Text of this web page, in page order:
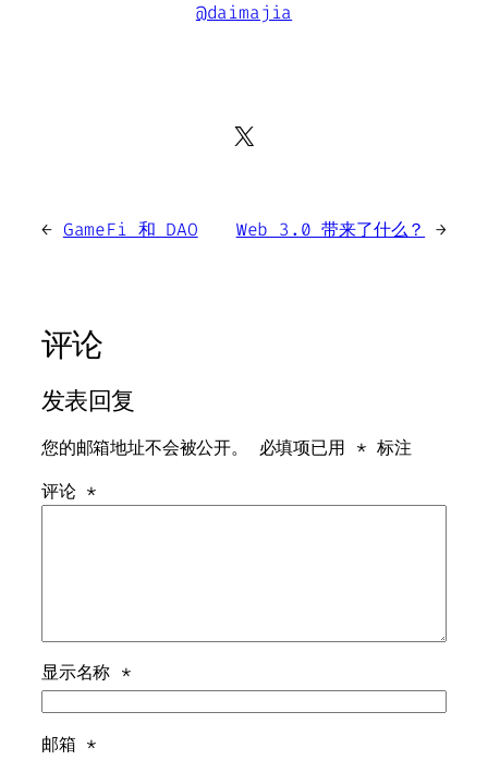
@daimajia
X
← GameFi 和 DAO Web 3.0 带来了什么？ →
评论
发表回复
您的邮箱地址不会被公开。 必填项已用 * 标注
评论 *
显示名称 *
邮箱 *